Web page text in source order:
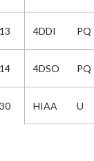
4DDI PQ
4DSO PQ
HIAA U